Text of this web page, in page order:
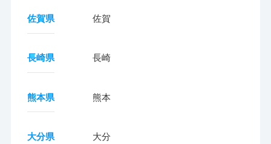
佐賀県 佐賀
長崎県 長崎
熊本県 熊本
大分県 大分